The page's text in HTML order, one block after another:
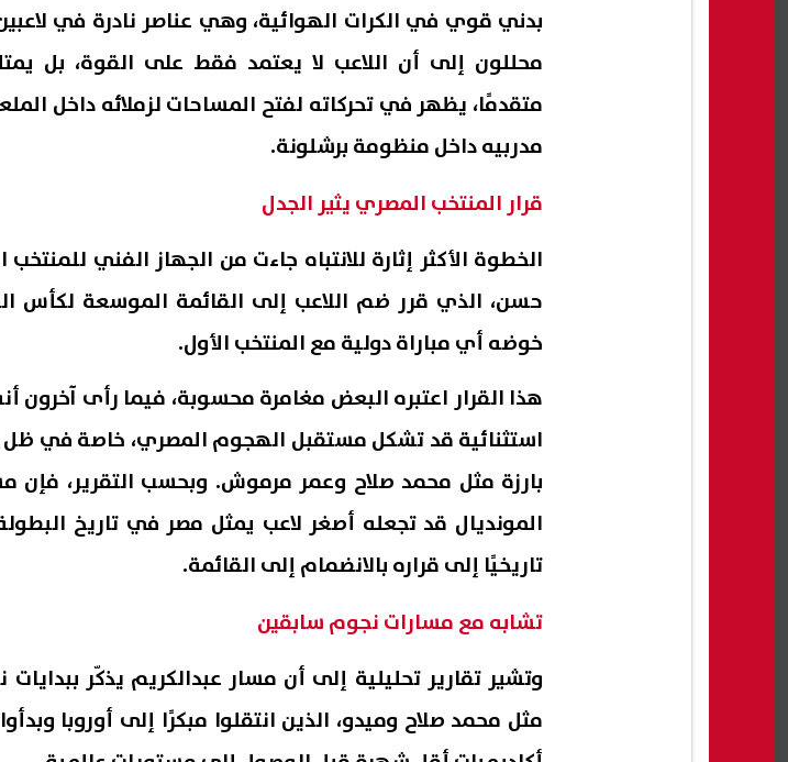
بدني قوي في الكرات الهوائية، وهي عناصر نادرة في
محللون إلى أن اللاعب لا يعتمد فقط على القوة، بل
متقدمًا، يظهر في تحركاته لفتح المساحات لزملائه داخل
مدربيه داخل منظومة برشلونة.
قرار المنتخب المصري يثير الجدل
الخطوة الأكثر إثارة للانتباه جاءت من الجهاز الفني
خوضه أي مباراة دولية مع المنتخب الأول.
هذا القرار اعتبره البعض مغامرة محسوبة، فيما رأى آخرون
استثنائية قد تشكل مستقبل الهجوم المصري، خاصة في
بارزة مثل محمد صلاح وعمر مرموش. وبحسب التقرير، فإن
المونديال قد تجعله أصغر لاعب يمثل مصر في تاريخ
تاريخيًا إلى قراره بالانضمام إلى القائمة.
تشابه مع مسارات نجوم سابقين
وتشير تقارير تحليلية إلى أن مسار عبدالكريم يذكّر
مثل محمد صلاح وميدو، الذين انتقلوا مبكرًا إلى أوروبا